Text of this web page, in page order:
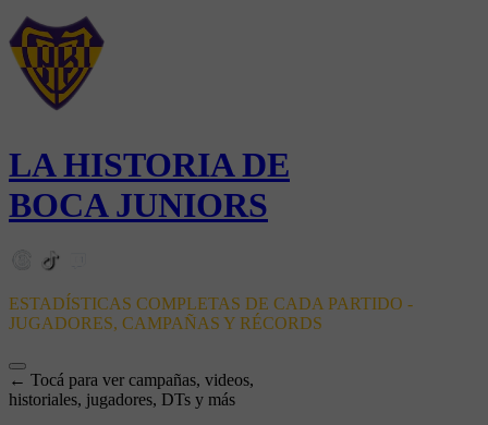
LA HISTORIA DE
BOCA JUNIORS
ESTADÍSTICAS COMPLETAS DE CADA PARTIDO -
JUGADORES, CAMPAÑAS Y RÉCORDS
← Tocá para ver campañas, videos,
historiales, jugadores, DTs y más